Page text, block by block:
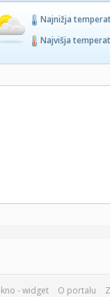
Najnižja
Najvišja
- widget O portalu